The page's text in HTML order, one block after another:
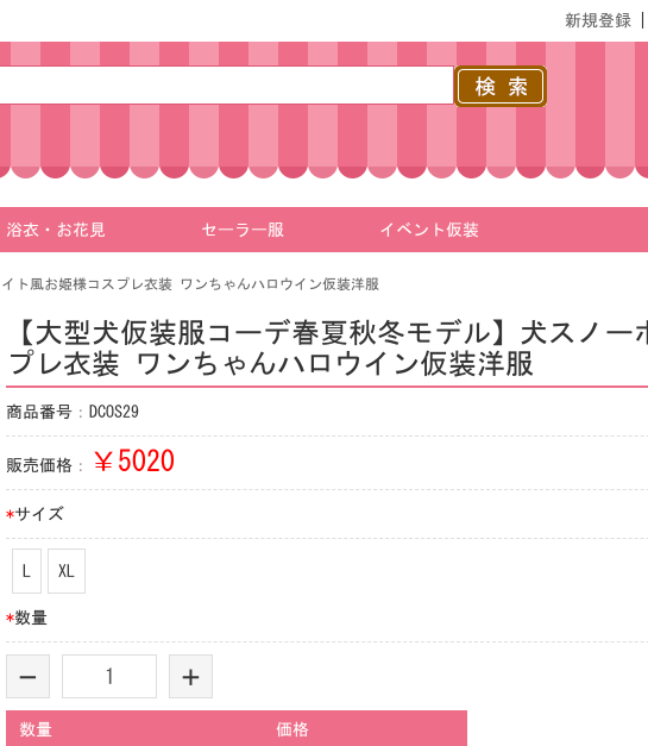
新規登録
浴衣・お花見 セーラー服 イベント仮装
ト風お姫様コスプレ衣装 ワンちゃんハロウイン仮装洋服
【大型犬仮装服コーデ春夏秋冬モデル】犬スノー
プレ衣装 ワンちゃんハロウイン仮装洋服
商品番号：DCOS29
販売価格： ￥ 5020
*サイズ
L XL
*数量
- +
数量 価格